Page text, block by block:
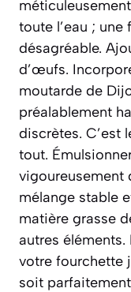
toute l’eau ;
désagréable.
d’œufs.
moutarde de
préalablement
discrètes. C’est
tout.
vigoureusement
mélange stable
matière grasse
autres éléments.
votre fourchette
soit